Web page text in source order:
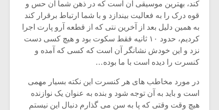
کند، بهترین موسیقی آن است که در ذهن شما آن حس و
قوه درک را به فعالیت بیندازد و با شما ارتباط برقرار کند
به همین دلیل بعد از آخرین نتی که از قطعه آرو پارت اجرا
کردیم، حدود ۱۰ ثانیه فقط سکوت بود و هیچ کسی دست
نزد و این خودش نشانگر آن است که کسی که آمده و
کنسرت را دیده است با ما بوده…
در مورد مخاطب های هر کنسرت این نکته بسیار مهمی
است و باید به آن توجه شود و بنده به عنوان یک نوازنده
هیچ وقت وقتی که پا به سن می گذارم دنبال این نیستم